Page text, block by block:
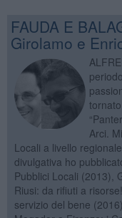
FAUDA E
Girolamo e
Arci.
Locali a livello
divulgativa ho
Pubblici Locali (2013),
Riusi: da rifiuti a
servizio del bene